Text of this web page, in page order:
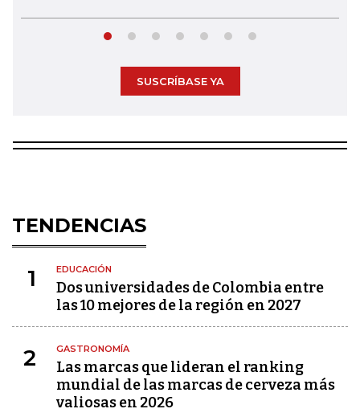
SUSCRÍBASE YA
TENDENCIAS
1 EDUCACIÓN
Dos universidades de Colombia entre
las 10 mejores de la región en 2027
2 GASTRONOMÍA
Las marcas que lideran el ranking
mundial de las marcas de cerveza más
valiosas en 2026